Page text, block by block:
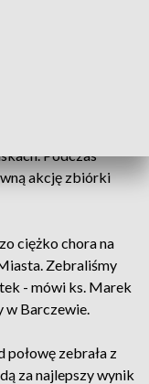
Podczas
akcję zbiórki
ciężko chora na
Zebraliśmy
- mówi ks. Marek
w Barczewie.
połowę zebrała z
za najlepszy wynik